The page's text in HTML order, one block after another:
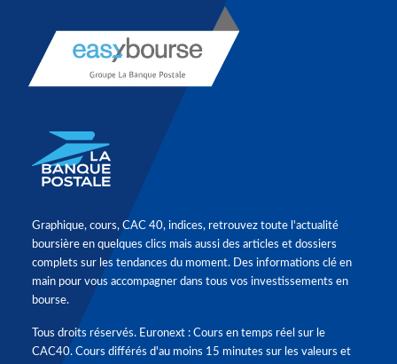
Graphique, cours, CAC 40, indices, retrouvez toute l'actualité
boursière en quelques clics mais aussi des articles et dossiers
complets sur les tendances du moment. Des informations clé en
main pour vous accompagner dans tous vos investissements en
bourse.
Tous droits réservés. Euronext : Cours en temps réel sur le
CAC40. Cours différés d'au moins 15 minutes sur les valeurs et